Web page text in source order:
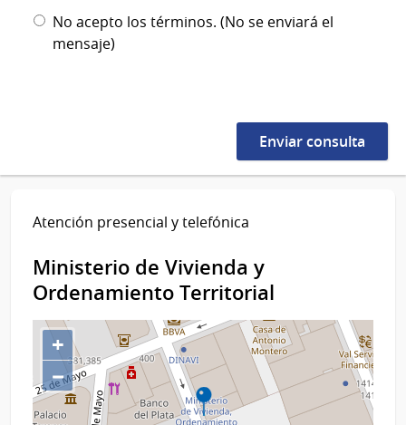
No acepto los términos. (No se enviará el
mensaje)
Atención presencial y telefónica
Ministerio de Vivienda y
Ordenamiento Territorial
+
−